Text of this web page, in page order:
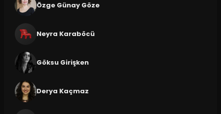
Özge Günay Göze
Neyra Karaböcü
Göksu Girişken
Derya Kaçmaz